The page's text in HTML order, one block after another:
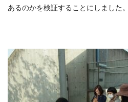
あるのかを検証することにしました。